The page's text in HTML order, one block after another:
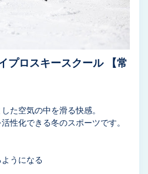
プロスキースクール 【常
た空気の中を滑る快感。
性化できる冬のスポーツです。
うになる